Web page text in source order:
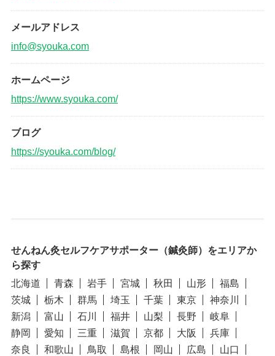
メールアドレス
info@syouka.com
ホームページ
https://www.syouka.com/
ブログ
https://syouka.com/blog/
せんねん灸セルフケアサポーター（鍼灸師）をエリアか
ら探す
北海道
青森 岩手 宮城 秋田 山形
福島
茨城
栃木 群馬 埼玉 千葉 東京
神奈川
新潟
富山 石川 福井 山梨 長野
岐阜
静岡
愛知 三重 滋賀 京都 大阪
兵庫
奈良
和歌山 鳥取 島根 岡山 広島 山口